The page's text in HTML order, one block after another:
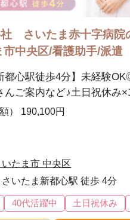
社 さいたま赤十字病院
市中央区/看護助手/派遣
都心駅徒歩4分】未経験
んご案内など♪土日祝休み
中） 190,100円
たま市 中央区
いたま新都心駅 徒歩 4分
40代活躍中 土日祝休み